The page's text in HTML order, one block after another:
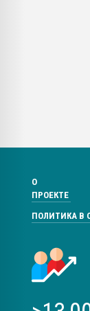
О
ПРОЕКТЕ
ПОЛИТИКА В